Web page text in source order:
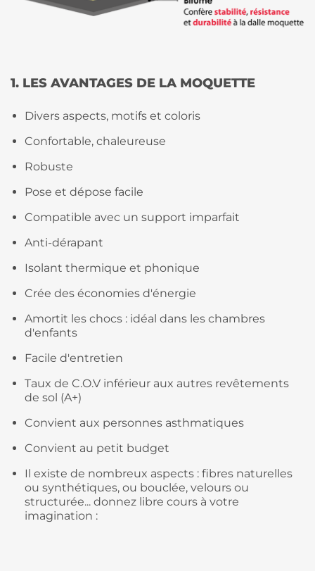
1. LES AVANTAGES DE LA MOQUETTE
Divers aspects, motifs et coloris
Confortable, chaleureuse
Robuste
Pose et dépose facile
Compatible avec un support imparfait
Anti-dérapant
Isolant thermique et phonique
Crée des économies d'énergie
Amortit les chocs : idéal dans les chambres
d'enfants
Facile d'entretien
Taux de C.O.V inférieur aux autres revêtements
de sol (A+)
Convient aux personnes asthmatiques
Convient au petit budget
Il existe de nombreux aspects : fibres naturelles
ou synthétiques, ou bouclée, velours ou
structurée... donnez libre cours à votre
imagination :